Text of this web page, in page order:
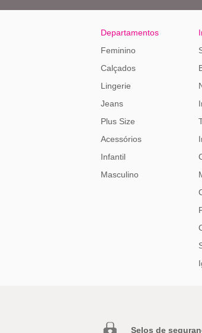
Departamentos
Feminino
Calçados
Lingerie
Jeans
Plus Size
Acessórios
Infantil
Masculino
Selos de